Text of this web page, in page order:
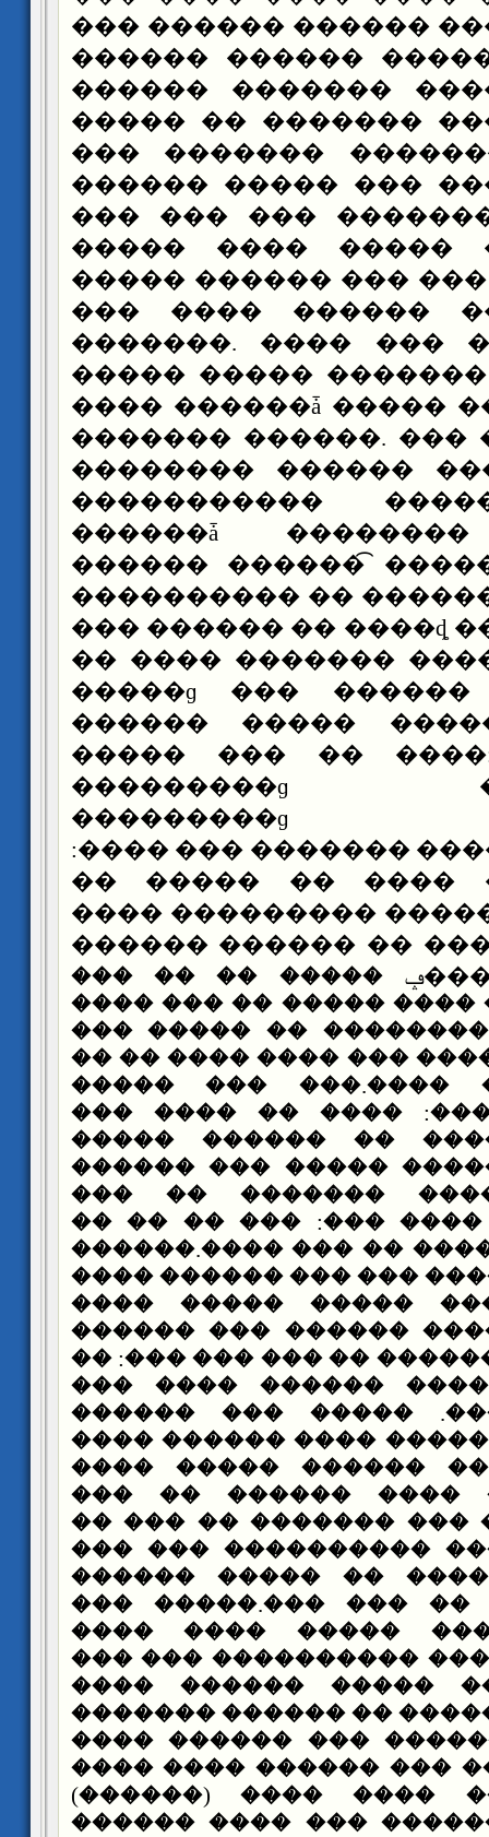
��� ������ ������
������ ������
������ �������
����� �� �������
��� �������
������ ����� ���
��� ��� ���
����� ���� �����
����� ������ ��� ���
��� ���� ������
�������. ���� ���
����� �����
���� ������ǡ �����
������� ������. ���
�������� ������
�����������
������ǡ
������ ������͡
���������� ��
��� ������ �� ����ȡ
�� ���� �������
�����ɡ ���
������ �����
����� ��� �� ����:
���������ɡ
���������ɡ
��������.�����
��� ������ ����
����� ��� ������
����� �� ����� ��
����� �� �� ���
������ ����� ����
��� �� ��� ���������
������ ���� ���� ���
������ ����
�������� �����:
������� ������ ��
������ �� ������
�������� �����
������ ���� ����
���� ���� ������ ��
���� ���������� ���
���� �� �����
������ �� �����
������ ��� ������� ��
������ �� �����
������ ������.
���� ��� ��� �����
���� �� �����
���� ������ ����
������ ����� ���
���������.����
����� �� ������ ��
���� ������ �� ���
������ �� ���
�������. ��� ���
�� ������ �� �����
������ ��� ������ ��
��� �� ��� ������
������� ����� ���
�������.����� ����
���� ����� ������